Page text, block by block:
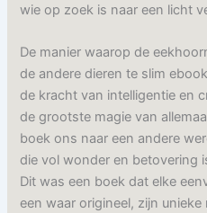
wie op zoek is naar een licht
De manier waarop de
de andere dieren te slim
de kracht van intelligentie en
de grootste magie van
boek ons naar een andere
die vol wonder en betovering
Dit was een boek dat elke
een waar origineel, zijn